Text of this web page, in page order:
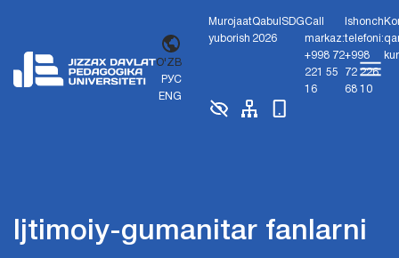
O'ZB
РУС
ENG
Murojaat
yuborish
Qabul
2026
SDGCall
markaz:
+998 72
221 55
16
Ishonch
telefoni:
+998
72 226
68 10
Ijtimoiy-gumanitar fanlarni